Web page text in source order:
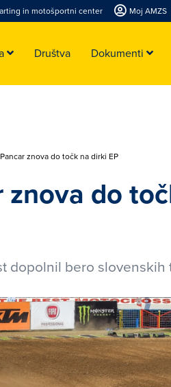
in motošportni center Moj AMZS
Društva Dokumenti
znova do točk na dirki EP
znova do
dopolnil bero slovenskih